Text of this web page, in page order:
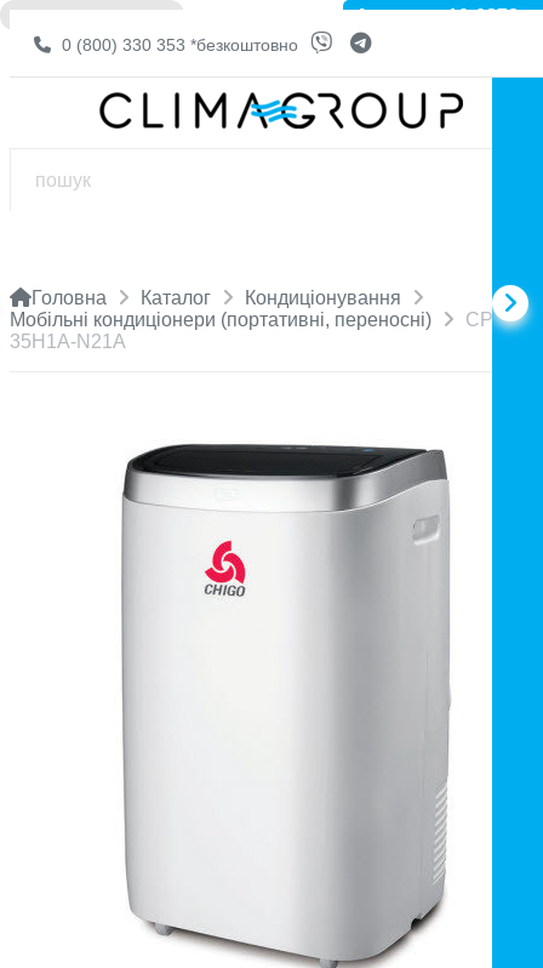
0 (800) 330 353 *безкоштовно
Головна Каталог
Кондиціонування
Мобільні кондиціонери (портативні, переносні)
CP-
35H1A-N21A
Артикул: 10-0878
❌ НЕМА В НАЯВНОСТІ